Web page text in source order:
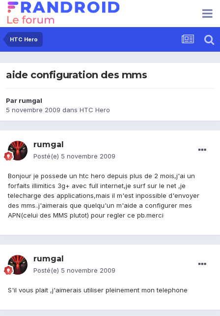
HTC Hero
aide configuration des mms
Par rumgal
5 novembre 2009 dans HTC Hero
rumgal
Posté(e) 5 novembre 2009
Bonjour je possede un htc hero depuis plus de 2 mois,j'ai un
forfaits illimitics 3g+ avec full internet,je surf sur le net ,je
telecharge des applications,mais il m'est inpossible d'envoyer
des mms..j'aimerais que quelqu'un m'aide a configurer mes
APN(celui des MMS plutot) pour regler ce pb.merci
rumgal
Posté(e) 5 novembre 2009
S'il vous plait ,j'aimerais utiliser pleinement mon telephone